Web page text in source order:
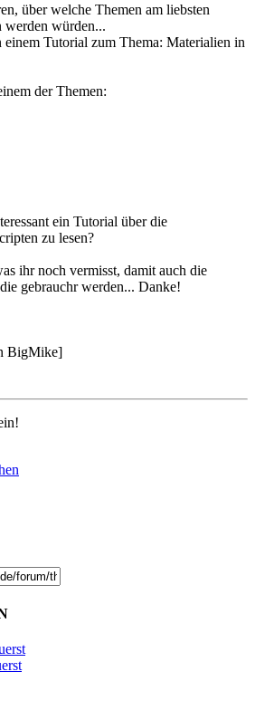
über welche Themen am liebsten
werden würden...
einem Tutorial zum Thema: Materialien in
der Themen:
ein Tutorial über die
zu lesen?
ihr noch vermisst, damit auch die
gebrauchr werden... Danke!
BigMike]